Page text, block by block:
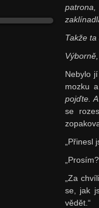
Takže
Nebylo
mozku
pojďte.
se
„Přinesl
„Za
se, jak
vědět.“